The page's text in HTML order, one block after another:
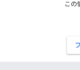
この